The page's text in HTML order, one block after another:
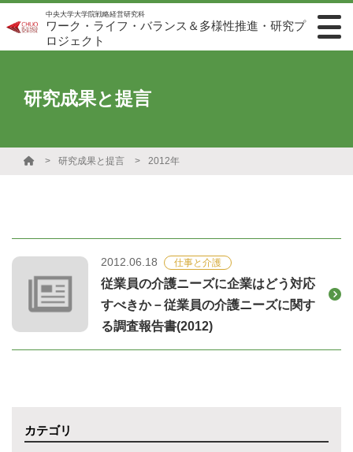
中央大学大学院戦略経営研究科
ワーク・ライフ・バランス＆多様性推進・研究プ
ロジェクト
研究成果と提言
研究成果と提言 2012年
2012.06.18 仕事と介護
従業員の介護ニーズに企業はどう対応
すべきか－従業員の介護ニーズに関す
る調査報告書(2012)
カテゴリ